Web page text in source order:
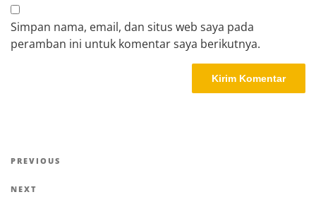
Simpan nama, email, dan situs web saya pada
peramban ini untuk komentar saya berikutnya.
Navigasi
pos
Previous
PREVIOUS
Next
NEXT